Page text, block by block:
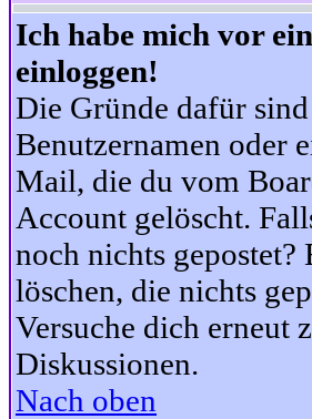
Ich habe mich vor
einloggen!
Die Gründe dafür
Benutzernamen oder
Mail, die du vom
Account gelöscht.
noch nichts gepostet?
löschen, die nichts
Versuche dich erneut
Diskussionen.
Nach oben